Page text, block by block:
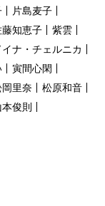
片島麦子
知恵子
紫雲
イナ・チェルニカ
寅間心閑
里奈
松原和音
本俊則